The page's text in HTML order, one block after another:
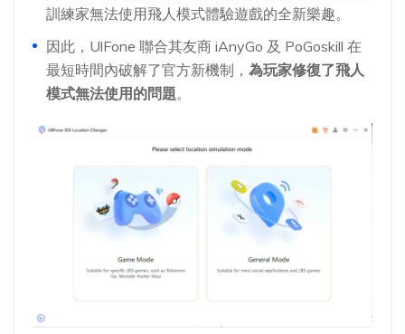
訓練家無法使用飛人模式體驗遊戲的全新樂趣。
因此，UlFone 聯合其友商 iAnyGo 及 PoGoskill 在
最短時間內破解了官方新機制， 為玩家修復了飛人
模式無法使用的問題。